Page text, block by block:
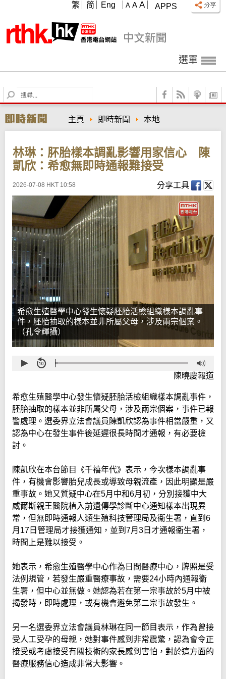
APPS
A A A
繁 简 Eng
選單
S
e
r
c
主頁 即時新聞 本地
林琳：肧胎樣本調亂影響用家信心 陳
凱欣：希愈無即時通報難接受
2026-07-08 HKT 10:58 分享工具
希愈生殖醫學中心發生懷疑胚胎活檢組織樣本調亂事
件，胚胎抽取的樣本並非所屬父母，涉及兩宗個案。
（孔令輝攝）
陳曉慶報道
希愈生殖醫學中心發生懷疑胚胎活檢組織樣本調亂事件，
胚胎抽取的樣本並非所屬父母，涉及兩宗個案，事件已報
警處理。選委界立法會議員陳凱欣認為事件相當嚴重，又
認為中心在發生事件後延遲很長時間才通報，有必要檢
討。
陳凱欣在本台節目《千禧年代》表示，今次樣本調亂事
件，有機會影響胎兒成長或導致母親流產，因此明顯是嚴
重事故。她又質疑中心在5月中和6月初，分別接獲中大
威爾斯親王醫院植入前遺傳學診斷中心通知樣本出現異
常，但無即時通報人類生殖科技管理局及衞生署，直到6
月17日管理局才接獲通知，並到7月3日才通報衞生署，
時間上是難以接受。
她表示，希愈生殖醫學中心作為日間醫療中心，牌照是受
法例規管，若發生嚴重醫療事故，需要24小時內通報衞
生署，但中心並無做。她認為若在第一宗事故於5月中被
揭發時，即時處理，或有機會避免第二宗事故發生。
另一名選委界立法會議員林琳在同一節目表示，作為曾接
受人工受孕的母親，她對事件感到非常震驚，認為會令正
接受或考慮接受有關技術的家長感到害怕，對於這方面的
醫療服務信心造成非常大影響。